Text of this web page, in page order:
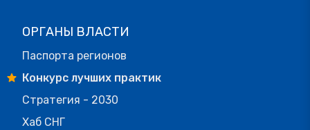
ОРГАНЫ ВЛАСТИ
Паспорта регионов
Конкурс лучших практик
Стратегия - 2030
Хаб СНГ